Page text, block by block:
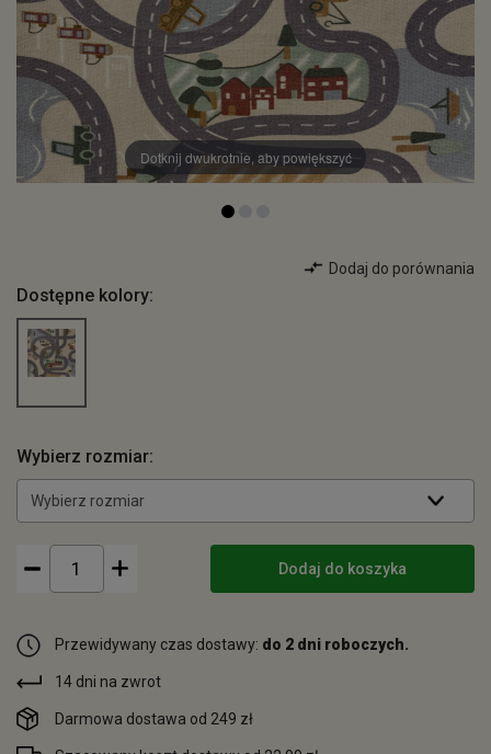
Dotknij dwukrotnie, aby powiększyć
Dodaj do porównania
Dostępne kolory:
Wybierz rozmiar:
Wybierz rozmiar
Dodaj do koszyka
Przewidywany czas dostawy: do 2 dni roboczych.
14 dni na zwrot
Darmowa dostawa od 249 zł